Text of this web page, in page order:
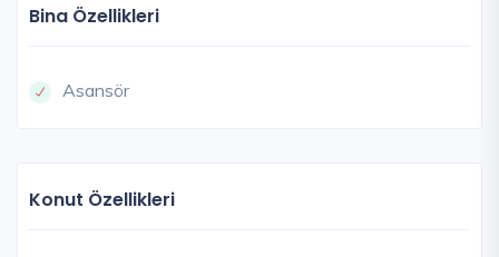
Bina Özellikleri
Asansör
Konut Özellikleri